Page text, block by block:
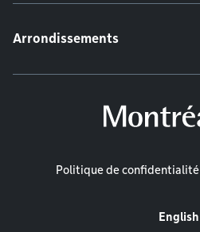
Arrondissements
Mentions légales
Politique de confidentialité
English